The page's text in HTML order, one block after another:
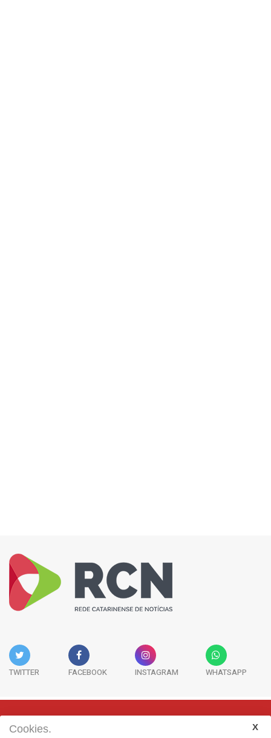
TWITTER FACEBOOK INSTAGRAM WHATSAPP
Rua Adolfo Melo, 38 - Sala 902 - Centro | Florianópolis-SC | CEP:
Cookies.